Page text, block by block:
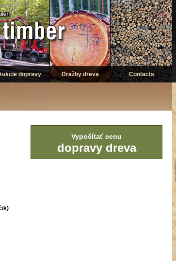
dopravy Dražby dreva Contacts
Vypočítať cenu
dopravy dreva